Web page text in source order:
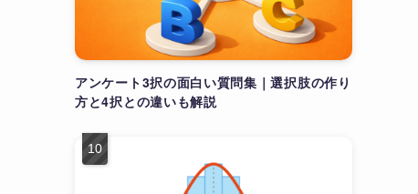
アンケート3択の面白い質問集｜選択肢の作り
方と4択との違いも解説